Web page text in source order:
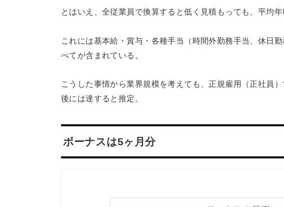
とはいえ、全従業員で換算すると低く見積もっても、平均年
これには基本給・賞与・各種手当（時間外勤務手当、休日
べてが含まれている。
こうした事情から業界規模を考えても、正規雇用（正社員
後には達すると推定。
ボーナスは5ヶ月分